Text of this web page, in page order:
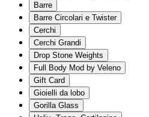
Barre
Barre Circolari e Twister
Cerchi
Cerchi Grandi
Drop Stone Weights
Full Body Mod by Veleno
Gift Card
Gioielli da lobo
Gorilla Glass